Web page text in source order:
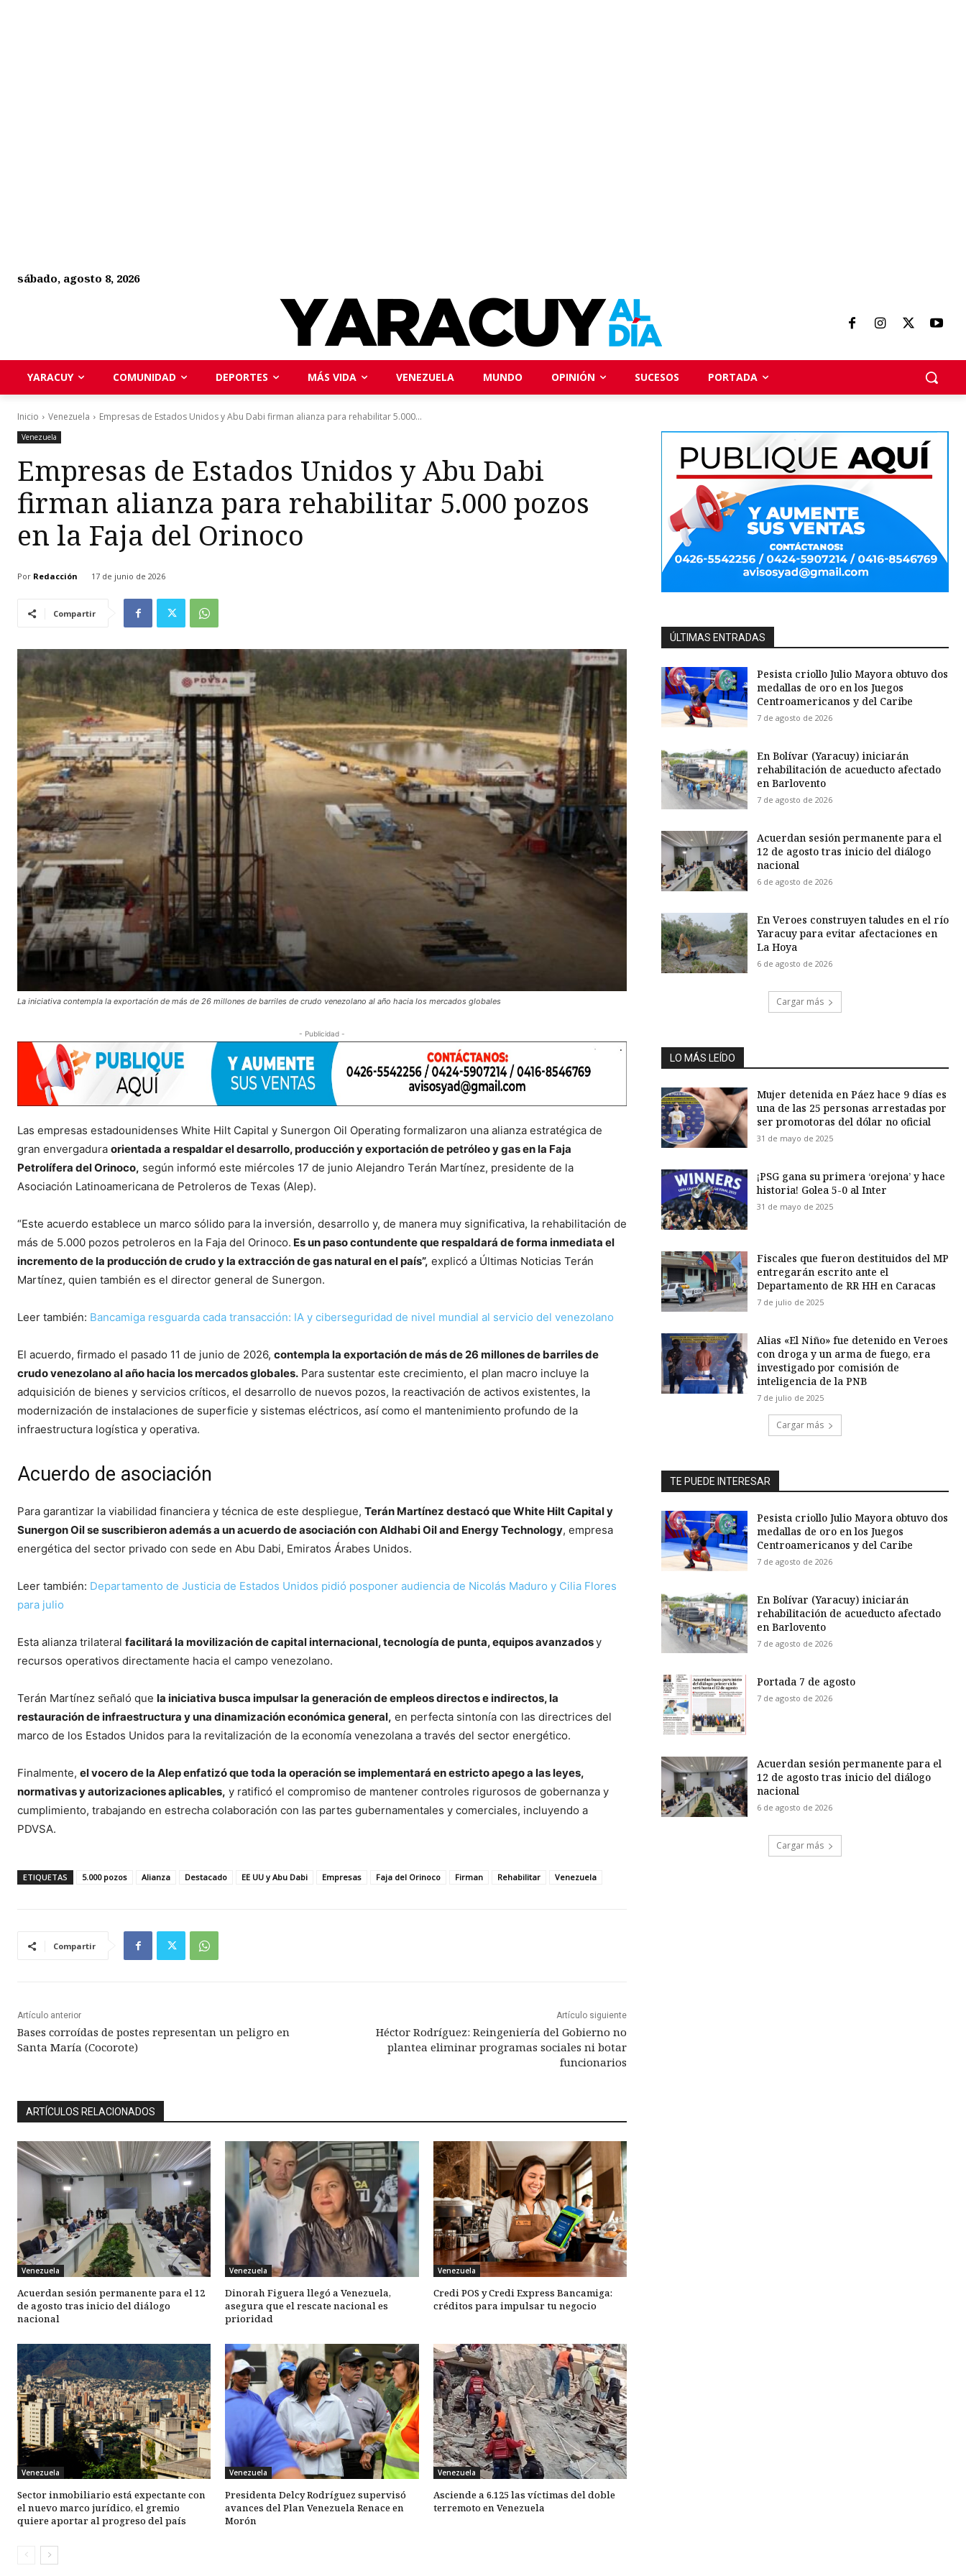
sábado, agosto 8, 2026
YARACUY COMUNIDAD DEPORTES MÁS VIDA VENEZUELA MUNDO OPINIÓN SUCESOS PORTADA
Inicio Venezuela Empresas de Estados Unidos y Abu Dabi firman alianza para rehabilitar 5.000...
Venezuela
Empresas de Estados Unidos y Abu Dabi
firman alianza para rehabilitar 5.000 pozos
en la Faja del Orinoco
Por Redacción 17 de junio de 2026
Compartir
La iniciativa contempla la exportación de más de 26 millones de barriles de crudo venezolano al año hacia los mercados globales
- Publicidad -
Las empresas estadounidenses White Hilt Capital y Sunergon Oil Operating formalizaron una alianza estratégica de
gran envergadura orientada a respaldar el desarrollo, producción y exportación de petróleo y gas en la Faja
Petrolífera del Orinoco, según informó este miércoles 17 de junio Alejandro Terán Martínez, presidente de la
Asociación Latinoamericana de Petroleros de Texas (Alep).
“Este acuerdo establece un marco sólido para la inversión, desarrollo y, de manera muy significativa, la rehabilitación de
más de 5.000 pozos petroleros en la Faja del Orinoco. Es un paso contundente que respaldará de forma inmediata el
incremento de la producción de crudo y la extracción de gas natural en el país”, explicó a Últimas Noticias Terán
Martínez, quien también es el director general de Sunergon.
Leer también: Bancamiga resguarda cada transacción: IA y ciberseguridad de nivel mundial al servicio del venezolano
El acuerdo, firmado el pasado 11 de junio de 2026, contempla la exportación de más de 26 millones de barriles de
crudo venezolano al año hacia los mercados globales. Para sustentar este crecimiento, el plan macro incluye la
adquisición de bienes y servicios críticos, el desarrollo de nuevos pozos, la reactivación de activos existentes, la
modernización de instalaciones de superficie y sistemas eléctricos, así como el mantenimiento profundo de la
infraestructura logística y operativa.
Acuerdo de asociación
Para garantizar la viabilidad financiera y técnica de este despliegue, Terán Martínez destacó que White Hilt Capital y
Sunergon Oil se suscribieron además a un acuerdo de asociación con Aldhabi Oil and Energy Technology, empresa
energética del sector privado con sede en Abu Dabi, Emiratos Árabes Unidos.
Leer también: Departamento de Justicia de Estados Unidos pidió posponer audiencia de Nicolás Maduro y Cilia Flores
para julio
Esta alianza trilateral facilitará la movilización de capital internacional, tecnología de punta, equipos avanzadosy
recursos operativos directamente hacia el campo venezolano.
Terán Martínez señaló que la iniciativa busca impulsar la generación de empleos directos e indirectos, la
restauración de infraestructura y una dinamización económica general, en perfecta sintonía con las directrices del
marco de los Estados Unidos para la revitalización de la economía venezolana a través del sector energético.
Finalmente, el vocero de la Alep enfatizó que toda la operación se implementará en estricto apego a las leyes,
normativas y autorizaciones aplicables, y ratificó el compromiso de mantener controles rigurosos de gobernanza y
cumplimiento, trabajando en estrecha colaboración con las partes gubernamentales y comerciales, incluyendo a
PDVSA.
ETIQUETAS 5.000 pozos Alianza Destacado EE UU y Abu Dabi Empresas Faja del Orinoco Firman Rehabilitar Venezuela
Compartir
Artículo anterior
Bases corroídas de postes representan un peligro en
Santa María (Cocorote)
Artículo siguiente
Héctor Rodríguez: Reingeniería del Gobierno no
plantea eliminar programas sociales ni botar
funcionarios
ARTÍCULOS RELACIONADOS
Venezuela
Acuerdan sesión permanente para el 12
de agosto tras inicio del diálogo
nacional
Venezuela
Dinorah Figuera llegó a Venezuela,
asegura que el rescate nacional es
prioridad
Venezuela
Credi POS y Credi Express Bancamiga:
créditos para impulsar tu negocio
Venezuela
Sector inmobiliario está expectante con
el nuevo marco jurídico, el gremio
quiere aportar al progreso del país
Venezuela
Presidenta Delcy Rodríguez supervisó
avances del Plan Venezuela Renace en
Morón
Venezuela
Asciende a 6.125 las víctimas del doble
terremoto en Venezuela
ÚLTIMAS ENTRADAS
Pesista criollo Julio Mayora obtuvo dos
medallas de oro en los Juegos
Centroamericanos y del Caribe
7 de agosto de 2026
En Bolívar (Yaracuy) iniciarán
rehabilitación de acueducto afectado
en Barlovento
7 de agosto de 2026
Acuerdan sesión permanente para el
12 de agosto tras inicio del diálogo
nacional
6 de agosto de 2026
En Veroes construyen taludes en el río
Yaracuy para evitar afectaciones en
La Hoya
6 de agosto de 2026
Cargar más
LO MÁS LEÍDO
Mujer detenida en Páez hace 9 días es
una de las 25 personas arrestadas por
ser promotoras del dólar no oficial
31 de mayo de 2025
¡PSG gana su primera ‘orejona’ y hace
historia! Golea 5-0 al Inter
31 de mayo de 2025
Fiscales que fueron destituidos del MP
entregarán escrito ante el
Departamento de RR HH en Caracas
7 de julio de 2025
Alias «El Niño» fue detenido en Veroes
con droga y un arma de fuego, era
investigado por comisión de
inteligencia de la PNB
7 de julio de 2025
Cargar más
TE PUEDE INTERESAR
Pesista criollo Julio Mayora obtuvo dos
medallas de oro en los Juegos
Centroamericanos y del Caribe
7 de agosto de 2026
En Bolívar (Yaracuy) iniciarán
rehabilitación de acueducto afectado
en Barlovento
7 de agosto de 2026
Portada 7 de agosto
7 de agosto de 2026
Acuerdan sesión permanente para el
12 de agosto tras inicio del diálogo
nacional
6 de agosto de 2026
Cargar más